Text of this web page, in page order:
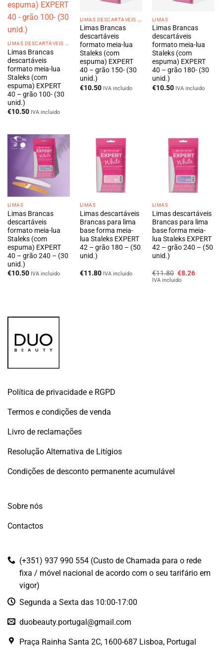
Limas Brancas
descartáveis
formato meia-lua
Staleks (com
espuma) EXPERT
40 – grão 100- (30
unid.)
€10.50 IVA incluido
Limas Brancas
descartáveis
formato meia-lua
Staleks (com
espuma) EXPERT
40 – grão 150- (30
unid.)
€10.50 IVA incluido
LIMAS
Limas Brancas
descartáveis
formato meia-lua
Staleks (com
espuma) EXPERT
40 – grão 180- (30
unid.)
€10.50 IVA incluido
LIMAS
Limas Brancas
descartáveis
formato meia-lua
Staleks (com
espuma) EXPERT
40 – grão 240 – (30
unid.)
€10.50 IVA incluido
LIMAS
Limas descartáveis
Brancas para lima
base forma meia-
lua Staleks EXPERT
42 – grão 180 – (50
unid.)
€11.80 IVA incluido
LIMAS
Limas descartáveis
Brancas para lima
base forma meia-
lua Staleks EXPERT
42 – grão 240 – (50
unid.)
€11.80 O
preço
€8.26O
IVA incluido
Política de privacidade e RGPD
Termos e condições de venda
Livro de reclamações
Resolução Alternativa de Litígios
Condições de desconto permanente acumulável
Sobre nós
Contactos
(+351) 937 990 554 (Custo de Chamada para o rede
fixa / móvel nacional de acordo com o seu tarifário em
vigor)
Segunda a Sexta das 10:00-17:00
duobeauty.portugal@gmail.com
Praça Rainha Santa 2C, 1600-687 Lisboa, Portugal